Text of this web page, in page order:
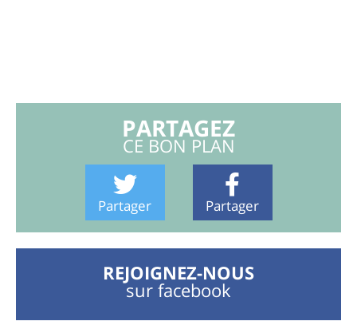
PARTAGEZ
CE BON PLAN
Partager Partager
REJOIGNEZ-NOUS
sur facebook